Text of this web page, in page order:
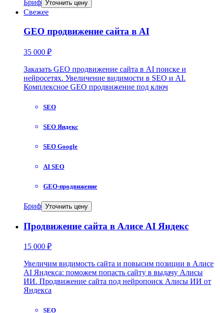
Бриф Уточнить цену
Свежее
GEO продвижение сайта в AI
35 000 ₽
Заказать GEO продвижение сайта в AI поиске и
нейросетях. Увеличение видимости в SEO и AI.
Комплексное GEO продвижение под ключ
SEO
SEO Яндекс
SEO Google
AI SEO
GEO-продвижение
Бриф Уточнить цену
Продвижение сайта в Алисе AI Яндекс
15 000 ₽
Увеличим видимость сайта и повысим позиции в Алисе
AI Яндекса: поможем попасть сайту в выдачу Алисы
ИИ. Продвижение сайта под нейропоиск Алисы ИИ от
Яндекса
SEO